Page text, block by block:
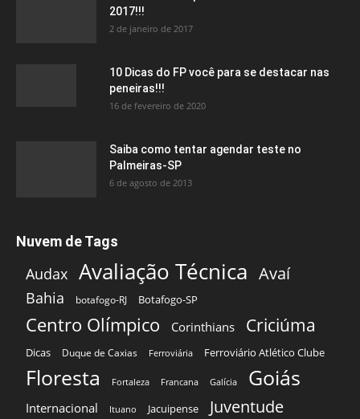
2017!!!
2 de janeiro de 2017
10 Dicas do FP você para se destacar nas
peneiras!!!
16 de fevereiro de 2020
Saiba como tentar agendar teste no
Palmeiras-SP
6 de agosto de 2013
Nuvem de Tags
Audax Avaliação Técnica Avaí
Bahia botafogo-RJ Botafogo-SP
Centro Olímpico Corinthians Criciúma
Dicas Duque de Caxias Ferroviária Ferroviário Atlético Clube
Floresta Fortaleza Francana Galícia Goiás
Internacional Ituano Jacuipense Juventude